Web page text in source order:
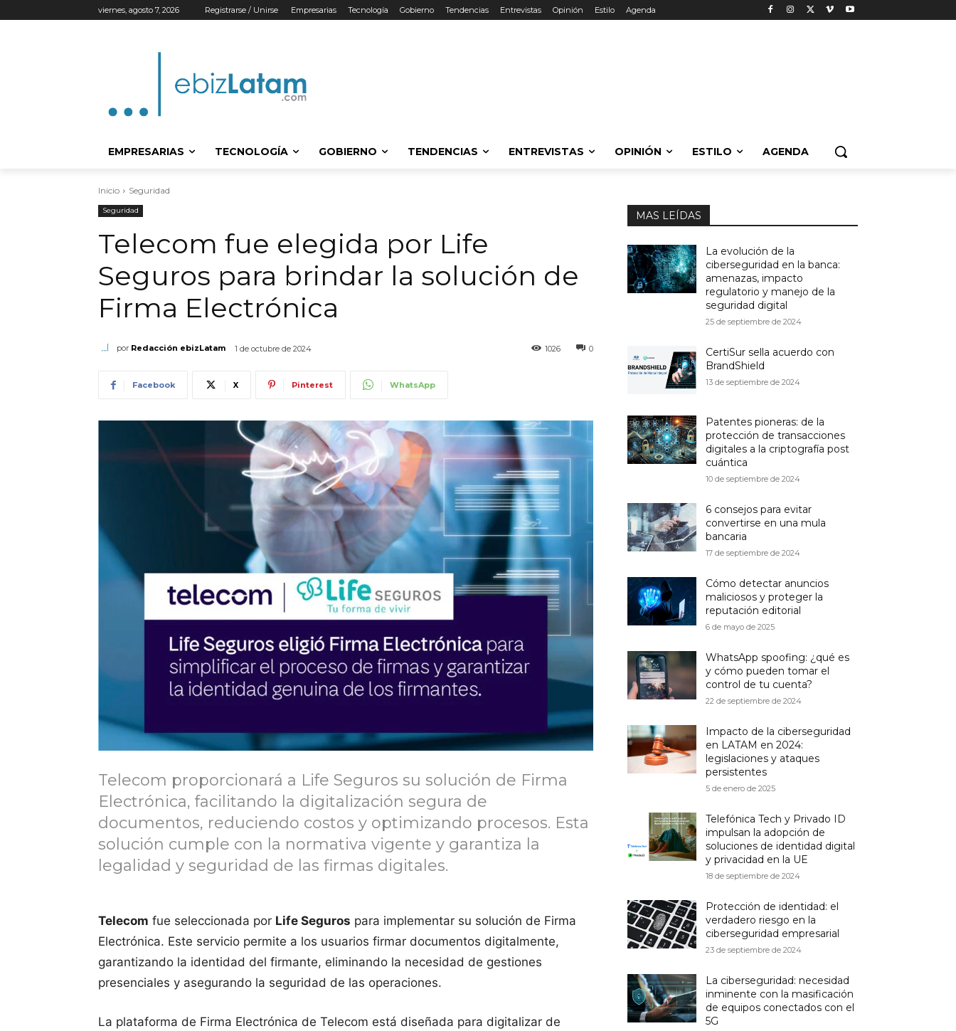
viernes, agosto 7, 2026 Registrarse / Unirse Empresarias Tecnología Gobierno Tendencias Entrevistas Opinión Estilo Agenda
EMPRESARIAS TECNOLOGÍA GOBIERNO TENDENCIAS ENTREVISTAS OPINIÓN ESTILO AGENDA
Inicio Seguridad
Seguridad
Telecom fue elegida por Life
Seguros para brindar la solución de
Firma Electrónica
por Redacción ebizLatam 1 de octubre de 2024 0
1026
Facebook X Pinterest WhatsApp
Telecom proporcionará a Life Seguros su solución de Firma
Electrónica, facilitando la digitalización segura de
documentos, reduciendo costos y optimizando procesos. Esta
solución cumple con la normativa vigente y garantiza la
legalidad y seguridad de las firmas digitales.
Telecom fue seleccionada por Life Seguros para implementar su solución de Firma
Electrónica. Este servicio permite a los usuarios firmar documentos digitalmente,
garantizando la identidad del firmante, eliminando la necesidad de gestiones
presenciales y asegurando la seguridad de las operaciones.
La plataforma de Firma Electrónica de Telecom está diseñada para digitalizar de
MAS LEÍDAS
La evolución de la
ciberseguridad en la banca:
amenazas, impacto
regulatorio y manejo de la
seguridad digital
25 de septiembre de 2024
CertiSur sella acuerdo con
BrandShield
13 de septiembre de 2024
Patentes pioneras: de la
protección de transacciones
digitales a la criptografía post
cuántica
10 de septiembre de 2024
6 consejos para evitar
convertirse en una mula
bancaria
17 de septiembre de 2024
Cómo detectar anuncios
maliciosos y proteger la
reputación editorial
6 de mayo de 2025
WhatsApp spoofing: ¿qué es
y cómo pueden tomar el
control de tu cuenta?
22 de septiembre de 2024
Impacto de la ciberseguridad
en LATAM en 2024:
legislaciones y ataques
persistentes
5 de enero de 2025
Telefónica Tech y Privado ID
impulsan la adopción de
soluciones de identidad digital
y privacidad en la UE
18 de septiembre de 2024
Protección de identidad: el
verdadero riesgo en la
ciberseguridad empresarial
23 de septiembre de 2024
La ciberseguridad: necesidad
inminente con la masificación
de equipos conectados con el
5G